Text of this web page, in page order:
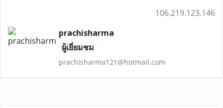
106.219.123.146
prachisharma
ผู้เยี่ยมชม
prachisharma121@hotmail.com